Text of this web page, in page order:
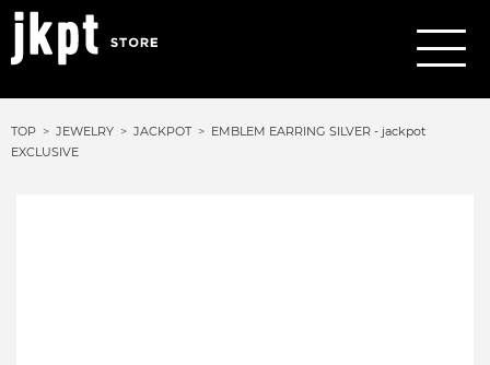
TOP JEWELRY JACKPOT
EMBLEM EARRING SILVER - jackpot
EXCLUSIVE